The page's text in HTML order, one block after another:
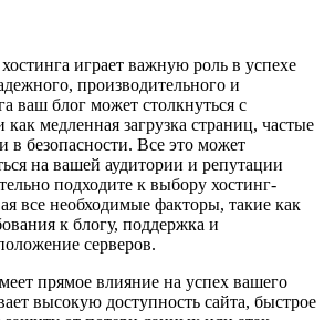
играет важную роль в успехе
производительного и
ваш блог может столкнуться с
медленная загрузка страниц, частые
в безопасности. Все это может
на вашей аудитории и репутации
подходите к выбору хостинг-
все необходимые факторы, такие как
к блогу, поддержка и
серверов.
прямое влияние на успех вашего
высокую доступность сайта, быстрое